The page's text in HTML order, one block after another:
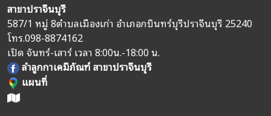
สาขาปราจีนบุรี
587/1 หมู่ 8ตำบลเมืองเก่า อำเภอกบินทร์บุรีปราจีนบุรี 25240
โทร.098-8874162
เปิด จันทร์-เสาร์ เวลา 8:00น.-18:00 น.
ลำลูกกาเคมีภัณฑ์ สาขาปราจีนบุรี
แผนที่